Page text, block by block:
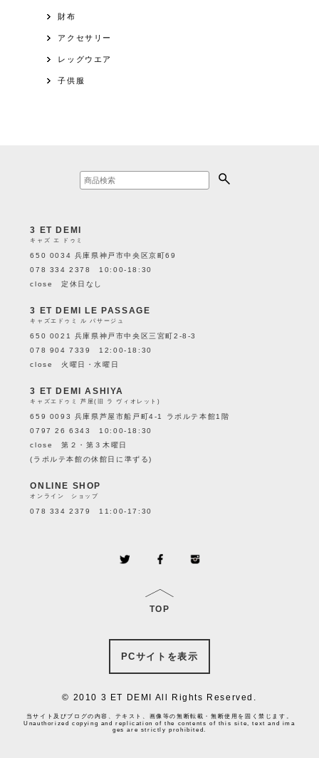
財布
アクセサリー
レッグウエア
子供服
3 ET DEMI
キャズ エ ドゥミ
650 0034 兵庫県神戸市中央区京町69
078 334 2378 10:00-18:30
close 定休日なし
3 ET DEMI LE PASSAGE
キャズエドゥミ ル パサージュ
650 0021 兵庫県神戸市中央区三宮町2-8-3
078 904 7339 12:00-18:30
close 火曜日・水曜日
3 ET DEMI ASHIYA
キャズエドゥミ 芦屋(旧 ラ ヴィオレット)
659 0093 兵庫県芦屋市船戸町4-1 ラポルテ本館1階
0797 26 6343 10:00-18:30
close 第２・第３木曜日
(ラポルテ本館の休館日に準ずる)
ONLINE SHOP
オンライン ショップ
078 334 2379 11:00-17:30
TOP
PCサイトを表示
© 2010 3 ET DEMI All Rights Reserved.
当サイト及びブログの内容、テキスト、画像等の無断転載・無断使用を固く禁じます。
Unauthorized copying and replication of the contents of this site, text and ima
ges are strictly prohibited.